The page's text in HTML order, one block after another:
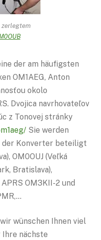
zerlegtem
der am häufigsten
OM1AEG, Anton
okolo
Dvojica navrhovateľov
z Tonovej stránky
Sie werden
der Konverter beteiligt
OM0OUJ (Veľká
Bratislava),
APRS OM3KII-2 und
wünschen Ihnen viel
nächste